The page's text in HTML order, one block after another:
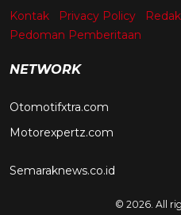
Kontak Privacy Policy
Pedoman Pemberitaan
NETWORK
Otomotifxtra.com
Motorexpertz.com
Semaraknews.co.id
© 2026. All